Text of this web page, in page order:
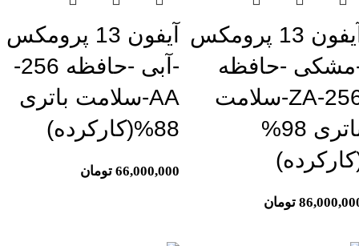
آیفون 13 پرومکس
-حافظه
256-ZA-سلامت
باتری 98%
تومان
آیفون 13 پرومکس
-آبی -حافظه 256-
AA-سلامت باتری
88%(کارکرده)
66,000,000 تومان